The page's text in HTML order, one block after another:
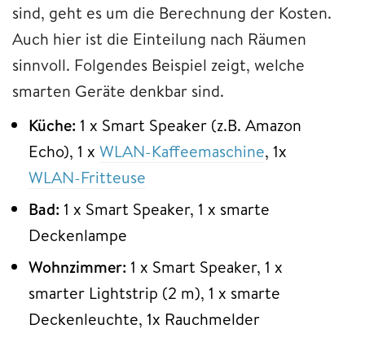
sind, geht es um die Berechnung der Kosten.
Auch hier ist die Einteilung nach Räumen
sinnvoll. Folgendes Beispiel zeigt, welche
smarten Geräte denkbar sind.
Küche: 1 x Smart Speaker (z.B. Amazon
Echo), 1 x WLAN-Kaffeemaschine, 1x
WLAN-Fritteuse
Bad: 1 x Smart Speaker, 1 x smarte
Deckenlampe
Wohnzimmer: 1 x Smart Speaker, 1 x
smarter Lightstrip (2 m), 1 x smarte
Deckenleuchte, 1x Rauchmelder